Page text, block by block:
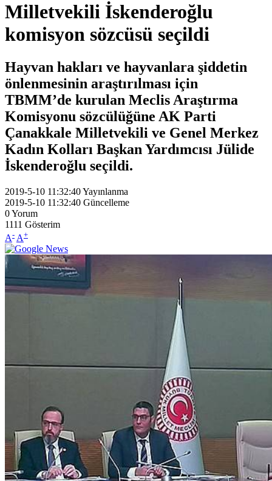
Milletvekili İskenderoğlu
komisyon sözcüsü seçildi
Hayvan hakları ve hayvanlara şiddetin
önlenmesinin araştırılması için
TBMM’de kurulan Meclis Araştırma
Komisyonu sözcülüğüne AK Parti
Çanakkale Milletvekili ve Genel Merkez
Kadın Kolları Başkan Yardımcısı Jülide
İskenderoğlu seçildi.
2019-5-10 11:32:40Yayınlanma
2019-5-10 11:32:40 Güncelleme
0Yorum
1111 Gösterim
A- A+